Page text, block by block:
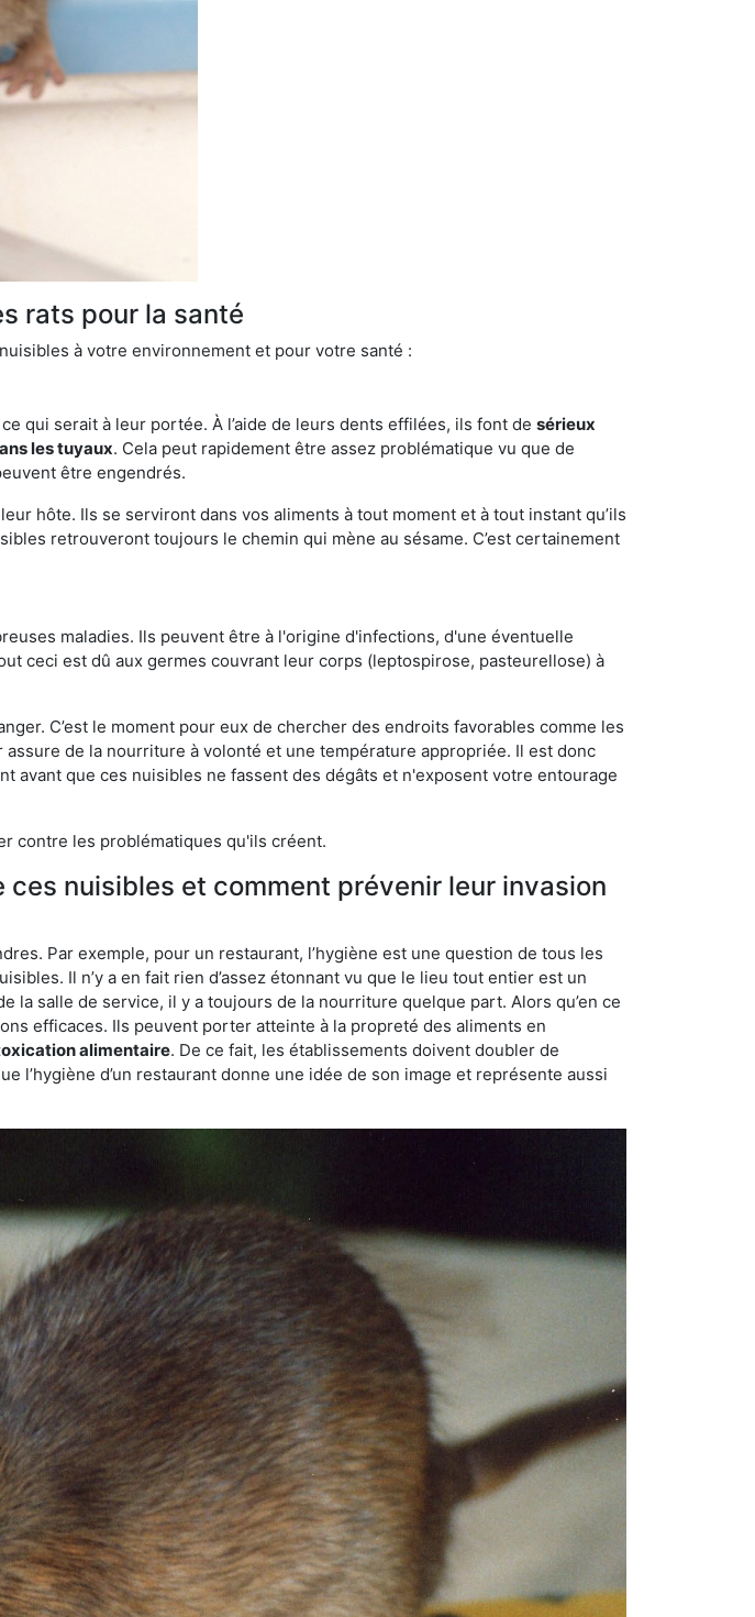
rats pour la santé
à votre environnement et pour votre santé :
qui serait à leur portée. À l’aide de leurs dents effilées, ils font de sérieux
les tuyaux. Cela peut rapidement être assez problématique vu que de
être engendrés.
hôte. Ils se serviront dans vos aliments à tout moment et à tout instant qu’ils
retrouveront toujours le chemin qui mène au sésame. C’est certainement
maladies. Ils peuvent être à l'origine d'infections, d'une éventuelle
ceci est dû aux germes couvrant leur corps (leptospirose, pasteurellose) à
C’est le moment pour eux de chercher des endroits favorables comme les
de la nourriture à volonté et une température appropriée. Il est donc
que ces nuisibles ne fassent des dégâts et n'exposent votre entourage
contre les problématiques qu'ils créent.
nuisibles et comment prévenir leur invasion
Par exemple, pour un restaurant, l’hygiène est une question de tous les
Il n’y a en fait rien d’assez étonnant vu que le lieu tout entier est un
la salle de service, il y a toujours de la nourriture quelque part. Alors qu’en ce
efficaces. Ils peuvent porter atteinte à la propreté des aliments en
alimentaire. De ce fait, les établissements doivent doubler de
l’hygiène d’un restaurant donne une idée de son image et représente aussi